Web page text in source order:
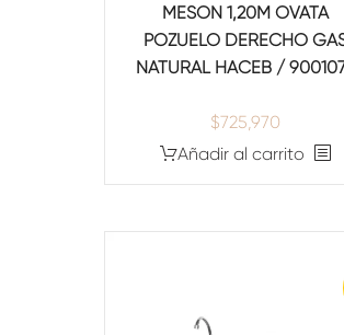
MESON 1,20M OVATA
POZUELO DERECHO
NATURAL HACEB /
$725,970
Añadir al carrito